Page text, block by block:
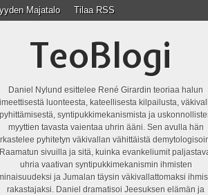
Majatalo Tilaa RSS
TeoBlogi
Daniel Nylund esittelee René Girardin teoriaa halun
luonteesta, kateellisesta kilpailusta,
pyhittämisestä, syntipukkimekanismista ja
myyttien tavasta vaientaa uhrin ääni. Sen avulla hän
pyhitetyn väkivallan vähittäistä
Raamatun sivuilla ja sitä, kuinka evankeliumit
uhria vaativan syntipukkimekanismin ihmisten
ja Jumalan täysin väkivallattomaksi
rakastajaksi. Daniel dramatisoi Jeesuksen elämän ja